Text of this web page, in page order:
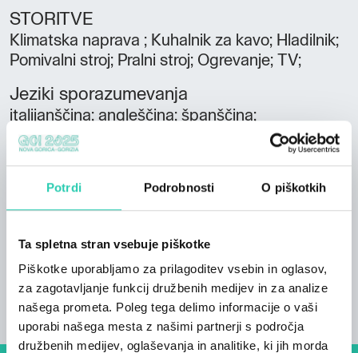
Potrdi Podrobnosti O piškotkih
Ta spletna stran vsebuje piškotke
Piškotke uporabljamo za prilagoditev vsebin in oglasov,
za zagotavljanje funkcij družbenih medijev in za analize
našega prometa. Poleg tega delimo informacije o vaši
uporabi našega mesta z našimi partnerji s področja
družbenih medijev, oglaševanja in analitike, ki jih morda
STORITVE
Klimatska naprava ; Kuhalnik za kavo; Hladilnik;
Pomivalni stroj; Pralni stroj; Ogrevanje; TV;
Jeziki sporazumevanja
italijanščina; angleščina; španščina;
Število sob
1